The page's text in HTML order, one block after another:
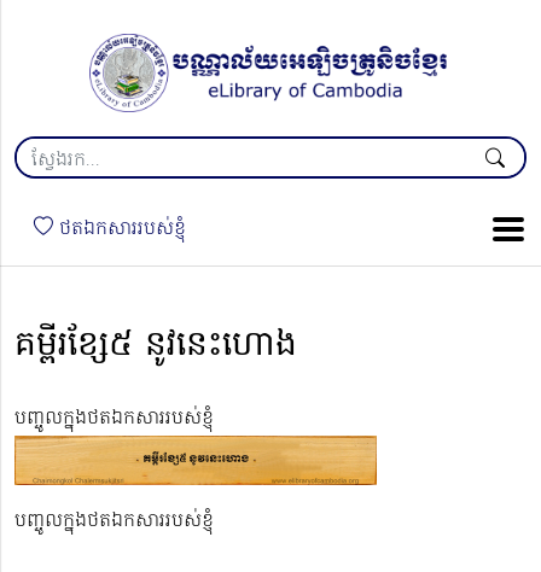
ថតឯកសាររបស់ខ្ញុំ
គម្ពីរខ្សែ៥ នូវនេះហោង
បញ្ចូលក្នុងថតឯកសាររបស់ខ្ញុំ
បញ្ចូលក្នុងថតឯកសាររបស់ខ្ញុំ